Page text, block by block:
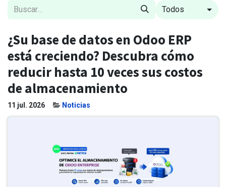
Todos
¿Su base de datos en Odoo ERP
está creciendo? Descubra cómo
reducir hasta 10 veces sus costos
de almacenamiento
11 jul. 2026 Noticias